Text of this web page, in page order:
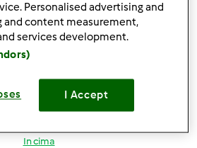
IL NOSTRO NUOVO
In cima
Personalised advertising and
and content measurement,
services development.
I Accept